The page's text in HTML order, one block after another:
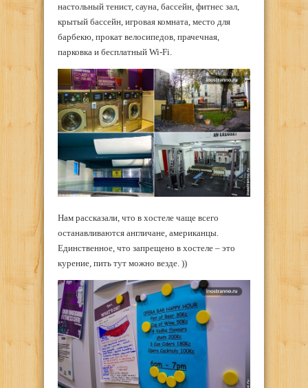
настольный тенист, сауна, бассейн, фитнес зал,
крытый бассейн, игровая комната, место для
барбекю, прокат велосипедов, прачечная,
парковка и бесплатный Wi-Fi.
Нам рассказали, что в хостеле чаще всего
останавливаются англичане, американцы.
Единственное, что запрещено в хостеле – это
курение, пить тут можно везде. ))